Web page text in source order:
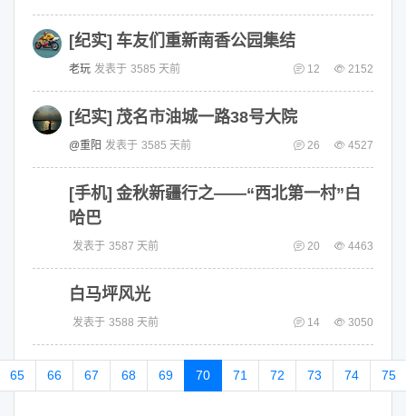
[纪实] 车友们重新南香公园集结
老玩 发表于 3585 天前 12 2152
[纪实] 茂名市油城一路38号大院
@重阳 发表于 3585 天前 26 4527
[手机] 金秋新疆行之——“西北第一村”白
哈巴
发表于 3587 天前 20 4463
白马坪风光
发表于 3588 天前 14 3050
65 66 67 68 69 70 71 72 73 74 75